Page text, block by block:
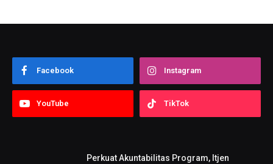
Facebook Instagram
YouTube TikTok
Perkuat Akuntabilitas Program, Itjen